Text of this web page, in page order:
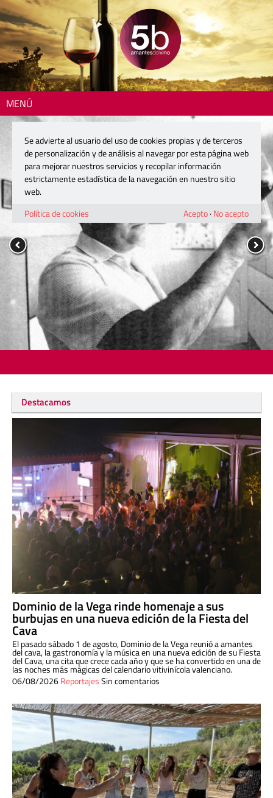
MENÚ
Destacamos
Dominio de la Vega rinde homenaje a sus
burbujas en una nueva edición de la Fiesta del
Cava
El pasado sábado 1 de agosto, Dominio de la Vega reunió a amantes
del cava, la gastronomía y la música en una nueva edición de su Fiesta
del Cava, una cita que crece cada año y que se ha convertido en una de
las noches más mágicas del calendario vitivinícola valenciano.
06/08/2026ReportajesSin comentarios
Se advierte al usuario del uso de cookies propias y de terceros
de personalización y de análisis al navegar por esta página web
para mejorar nuestros servicios y recopilar información
estrictamente estadística de la navegación en nuestro sitio
web.
Política de cookies
Acepto· No acepto